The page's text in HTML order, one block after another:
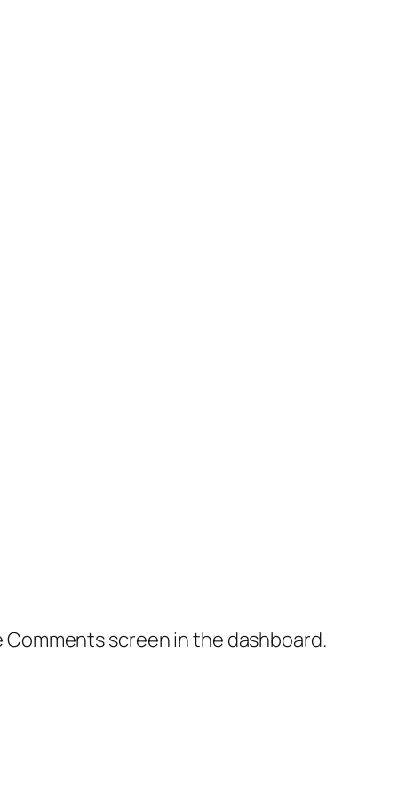
screen in the dashboard.